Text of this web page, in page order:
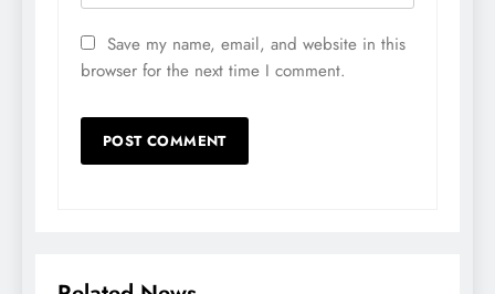
Save my name, email, and website in this
browser for the next time I comment.